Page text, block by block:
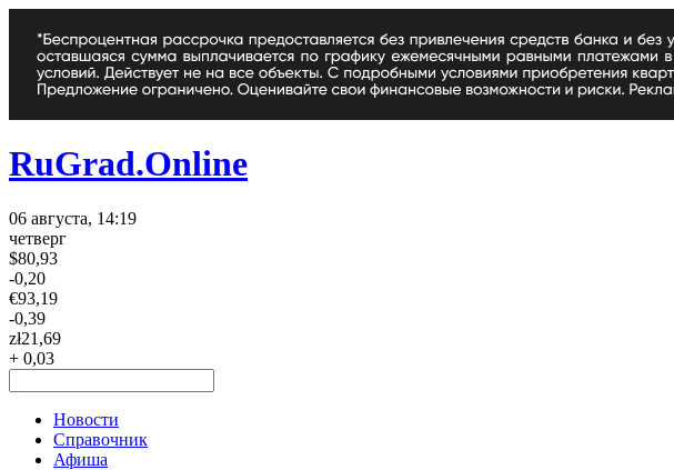
RuGrad.Online
06 августа, 14:19
четверг
$80,93
-0,20
€93,19
-0,39
zł21,69
+ 0,03
Новости
Справочник
Афиша